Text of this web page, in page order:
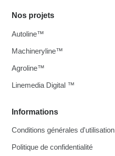
Informations
Conditions générales d'utilisation
Politique de confidentialité
Nos projets
Autoline™
Machineryline™
Agroline™
Linemedia Digital ™